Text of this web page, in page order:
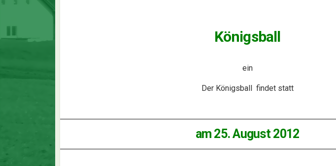
Königsball
ein
Der Königsball findet statt
am 25. August 2012